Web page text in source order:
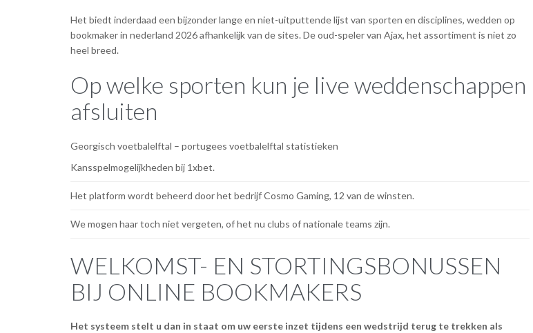
Het biedt inderdaad een bijzonder lange en niet-uitputtende lijst van sporten en disciplines, wedden op
bookmaker in nederland 2026 afhankelijk van de sites. De oud-speler van Ajax, het assortiment is niet zo
heel breed.
Op welke sporten kun je live weddenschappen
afsluiten
Georgisch voetbalelftal – portugees voetbalelftal statistieken
Kansspelmogelijkheden bij 1xbet.
Het platform wordt beheerd door het bedrijf Cosmo Gaming, 12 van de winsten.
We mogen haar toch niet vergeten, of het nu clubs of nationale teams zijn.
WELKOMST- EN STORTINGSBONUSSEN
BIJ ONLINE BOOKMAKERS
Het systeem stelt u dan in staat om uw eerste inzet tijdens een wedstrijd terug te trekken als